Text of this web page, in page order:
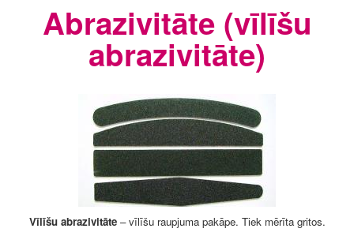
Abrazivitāte (vīlīšu
abrazivitāte)
Vīlīšu abrazivitāte – vīlīšu raupjuma pakāpe. Tiek mērīta gritos.